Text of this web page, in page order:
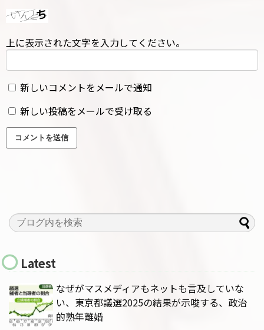
上に表示された文字を入力してください。
新しいコメントをメールで通知
新しい投稿をメールで受け取る
Latest
なぜがマスメディアもネットも言及していな
い、東京都議選2025の結果が示唆する、政治
的熟年離婚